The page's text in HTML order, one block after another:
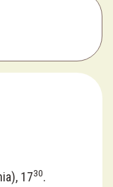
1730.